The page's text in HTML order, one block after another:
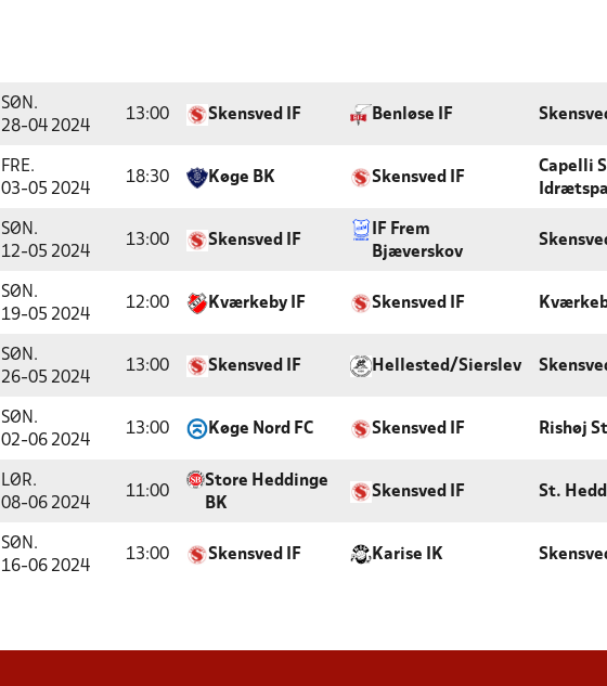
SØN.
28-04 2024
13:00 Skensved IF Benløse IF
FRE.
03-05 2024
18:30 Køge BK Skensved IF
Capelli
SØN.
12-05 2024
13:00 Skensved IF
IF Frem
Bjæverskov
SØN.
19-05 2024
12:00 Kværkeby IF Skensved IF
SØN.
26-05 2024
13:00 Skensved IF Hellested/Sierslev
SØN.
02-06 2024
13:00 Køge Nord FC Skensved IF Rishøj
LØR.
08-06 2024
11:00
Store Heddinge
BK
Skensved IF St.
SØN.
16-06 2024
13:00 Skensved IF Karise IK